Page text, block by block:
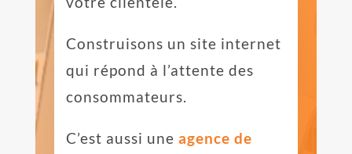
Construisons un site internet
qui répond à l’attente des
consommateurs.
C’est aussi une agence de